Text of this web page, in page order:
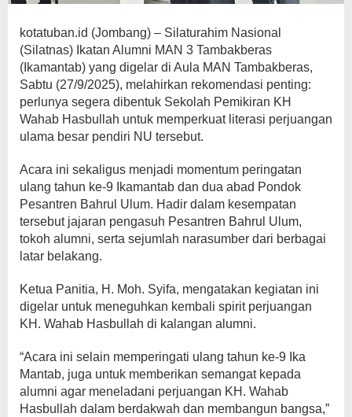
kotatuban.id (Jombang) – Silaturahim Nasional
(Silatnas) Ikatan Alumni MAN 3 Tambakberas
(Ikamantab) yang digelar di Aula MAN Tambakberas,
Sabtu (27/9/2025), melahirkan rekomendasi penting:
perlunya segera dibentuk Sekolah Pemikiran KH
Wahab Hasbullah untuk memperkuat literasi perjuangan
ulama besar pendiri NU tersebut.
Acara ini sekaligus menjadi momentum peringatan
ulang tahun ke-9 Ikamantab dan dua abad Pondok
Pesantren Bahrul Ulum. Hadir dalam kesempatan
tersebut jajaran pengasuh Pesantren Bahrul Ulum,
tokoh alumni, serta sejumlah narasumber dari berbagai
latar belakang.
Ketua Panitia, H. Moh. Syifa, mengatakan kegiatan ini
digelar untuk meneguhkan kembali spirit perjuangan
KH. Wahab Hasbullah di kalangan alumni.
“Acara ini selain memperingati ulang tahun ke-9 Ika
Mantab, juga untuk memberikan semangat kepada
alumni agar meneladani perjuangan KH. Wahab
Hasbullah dalam berdakwah dan membangun bangsa,”